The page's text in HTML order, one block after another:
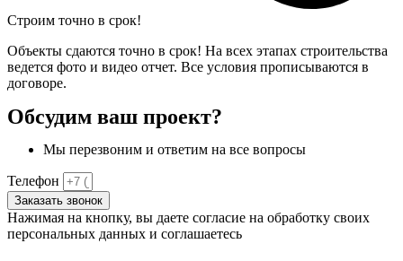
Строим точно в срок!
Объекты сдаются точно в срок! На всех этапах строительства
ведется фото и видео отчет. Все условия прописываются в
договоре.
Обсудим ваш проект?
Мы перезвоним и ответим на все вопросы
Телефон
Заказать звонок
Нажимая на кнопку, вы даете согласие на обработку своих
персональных данных и соглашаетесь